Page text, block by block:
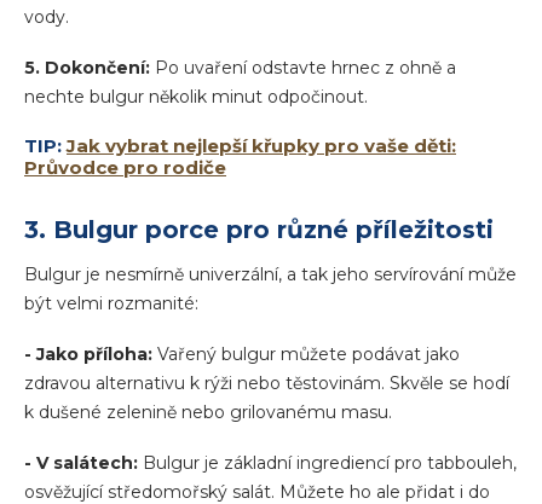
vody.
5. Dokončení: Po uvaření odstavte hrnec z ohně a
nechte bulgur několik minut odpočinout.
TIP:Jak vybrat nejlepší křupky pro vaše děti:
Průvodce pro rodiče
3. Bulgur porce pro různé příležitosti
Bulgur je nesmírně univerzální, a tak jeho servírování může
být velmi rozmanité:
- Jako příloha: Vařený bulgur můžete podávat jako
zdravou alternativu k rýži nebo těstovinám. Skvěle se hodí
k dušené zelenině nebo grilovanému masu.
- V salátech: Bulgur je základní ingrediencí pro tabbouleh,
osvěžující středomořský salát. Můžete ho ale přidat i do